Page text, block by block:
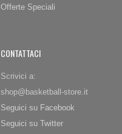
Offerte Speciali
CONTATTACI
Scrivici a:
shop@basketball-store.it
Seguici su Facebook
Seguici su Twitter